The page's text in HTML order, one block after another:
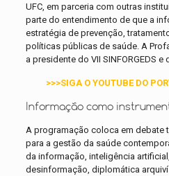
UFC, em parceria com outras
parte do entendimento de que a
estratégia de prevenção,
políticas públicas de saúde. A
a presidente do VII SINFORGEDS
>>>SIGA O YOUTUBE DO
Informação como
A programação coloca em debate
para a gestão da saúde
da informação, inteligência
desinformação, diplomática